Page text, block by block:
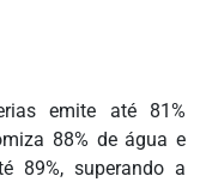
emite até 81%
88% de água e
89%, superando a